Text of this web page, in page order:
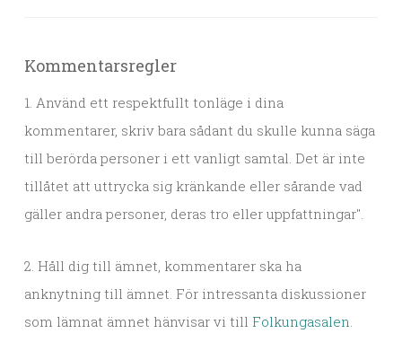
Kommentarsregler
1. Använd ett respektfullt tonläge i dina
kommentarer, skriv bara sådant du skulle kunna säga
till berörda personer i ett vanligt samtal. Det är inte
tillåtet att uttrycka sig kränkande eller sårande vad
gäller andra personer, deras tro eller uppfattningar".
2. Håll dig till ämnet, kommentarer ska ha
anknytning till ämnet. För intressanta diskussioner
som lämnat ämnet hänvisar vi till Folkungasalen.